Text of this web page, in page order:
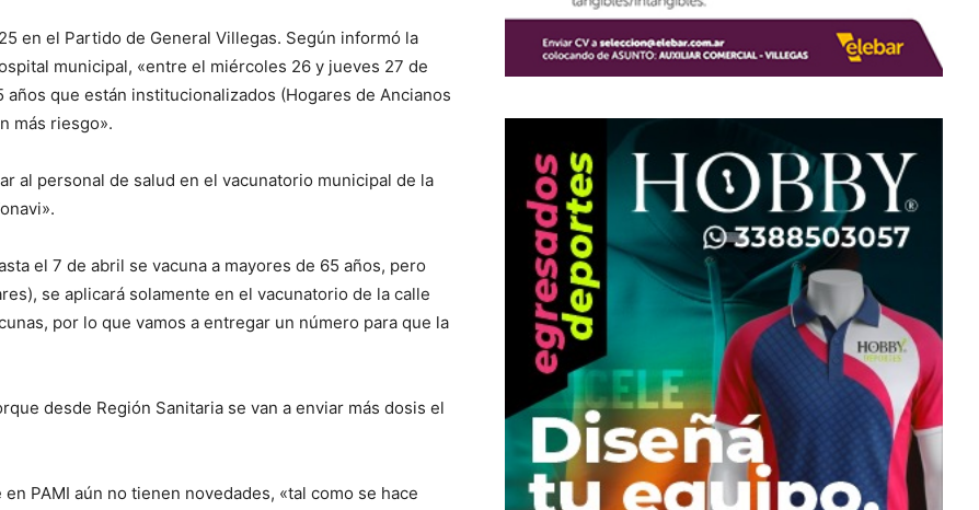
en el Partido de General Villegas. Según informó la
municipal, «entre el miércoles 26 y jueves 27 de
que están institucionalizados (Hogares de Ancianos
más riesgo».
al personal de salud en el vacunatorio municipal de la
el 7 de abril se vacuna a mayores de 65 años, pero
se aplicará solamente en el vacunatorio de la calle
por lo que vamos a entregar un número para que la
desde Región Sanitaria se van a enviar más dosis el
PAMI aún no tienen novedades, «tal como se hace